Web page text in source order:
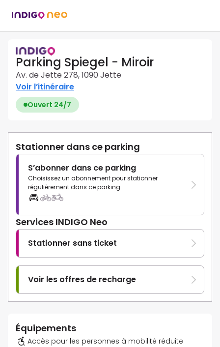
Parking Spiegel - Miroir
Av. de Jette 278, 1090 Jette
Voir l’itinéraire
Ouvert 24/7
Stationner dans ce parking
S’abonner dans ce parking
Choisissez un abonnement pour stationner
régulièrement dans ce parking.
Services INDIGO Neo
Stationner sans ticket
Voir les offres de recharge
Équipements
Accès pour les personnes à mobilité réduite